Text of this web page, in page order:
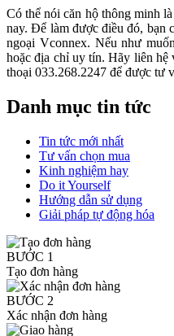
Có thể nói căn hộ thông minh
nay. Để làm được điều đó, bạn
ngoại Vconnex. Nếu như
hoặc địa chỉ uy tín. Hãy liên hệ
thoại 033.268.2247 để được tư
Danh mục tin tức
Tin tức mới nhất
Tư vấn chọn mua
Kinh nghiệm hay
Do it Yourself
Hướng dẫn sử dụng
Giải pháp tự động hóa
BƯỚC 1
Tạo đơn hàng
BƯỚC 2
Xác nhận đơn hàng